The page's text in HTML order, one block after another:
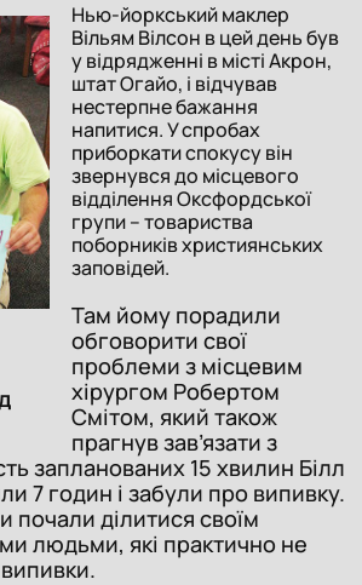
Нью-йоркський маклер
Вільям Вілсон в цей день був
у відрядженні в місті Акрон,
штат Огайо, і відчував
нестерпне бажання
напитися. У спробах
приборкати спокусу він
звернувся до місцевого
відділення Оксфордської
групи – товариства
поборників християнських
заповідей.
Там йому порадили
обговорити свої
проблеми з місцевим
хірургом Робертом
Смітом, який також
прагнув зав’язати з
запланованих 15 хвилин Білл
7 годин і забули про випивку.
почали ділитися своїм
людьми, які практично не